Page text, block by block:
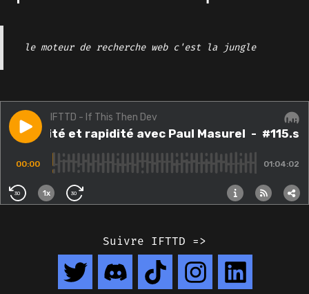
le moteur de recherche web c'est la jungle
Suivre IFTTD =>